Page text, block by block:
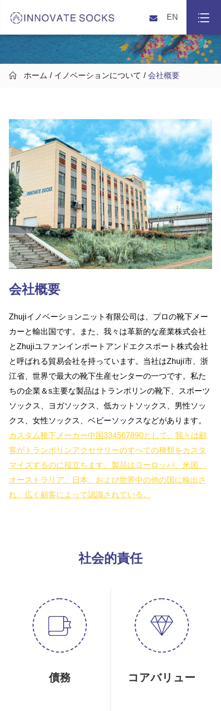
EN
 ホーム イノベーションについて 会社概要
会社概要
Zhujiイノベーションニット有限公司は、プロの靴下メー
カーと輸出国です。また、我々は革新的な産業株式会社
とZhujiユファンインポートアンドエクスポート株式会社
と呼ばれる貿易会社を持っています。当社はZhuji市、浙
江省、世界で最大の靴下生産センターの一つです。私た
ちの企業＆s主要な製品はトランポリンの靴下、スポーツ
ソックス、ヨガソックス、低カットソックス、男性ソッ
クス、女性ソックス、ベビーソックスなどがあります。
カスタム靴下メーカー中国334567890として、我々は顧
客がトランポリンアクセサリーのすべての種類をカスタ
マイズするのに役立ちます。製品はヨーロッパ、米国、
オーストラリア、日本、および世界中の他の国に輸出さ
れ、広く顧客によって認識されている。
社会的責任
債務 コアバリュー